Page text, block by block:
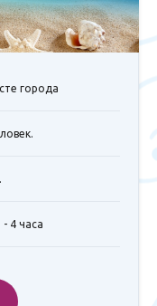
города
4 часа